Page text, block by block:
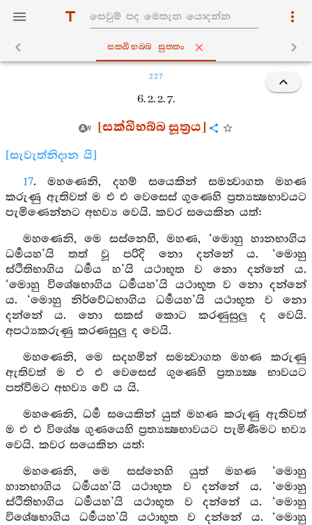
සක‍්ඛිභබ‍්බ සුත‍්තං
227
6. 2. 2. 7.
[සක්ඛිභබ්බ සූත්‍රය]
[සැවැත්නිදාන යි]
17. මහණෙනි, දහම් සයෙකින් සමන්‍වාගත මහණ
කරුණු ඇතිවත් ම එ එ වෙසෙස් ගුණෙහි ප්‍රත්‍යක්‍ෂභාවයට
පැමිණෙන්නට අභව්‍ය වෙයි. කවර සයෙකින යත්:
මහණෙනි, මෙ සස්නෙහි, මහණ, ‘මොහු හානභාගිය
ධර්‍මයහ’යි තත් වූ පරිදි නො දන්නේ ය. ‘මොහු
ස්ථිතිභාගිය ධර්‍මය හ’යි යථාභූත ව නො දන්නේ ය.
‘මොහු විශේෂභාගිය ධර්‍මයහ’යි යථාභූත ව නො දන්නේ
ය. ‘මොහු නිර්වේධභාගිය ධර්‍මයහ’යි යථාභූත ව නො
දන්නේ ය. නො සකස් කොට කරණුසුලු ද වෙයි.
අපථ්‍යකරුණු කරණසුලු ද වෙයි.
මහණෙනි, මෙ සදහමින් සමන්‍වාගත මහණ කරුණු
ඇතිවත් ම එ එ වෙසෙස් ගුණෙහි ප්‍රත්‍යක්‍ෂ භාවයට
පත්වීමට අභව්‍ය වේ ය යි.
මහණෙනි, ධර්‍ම සයෙකින් යුත් මහණ කරුණු ඇතිවත්
ම එ එ විශේෂ ගුණයෙහි ප්‍රත්‍යක්‍ෂභාවයට පැමිණීමට භව්‍ය
වෙයි. කවර සයෙකින යත්:
මහණෙනි, මෙ සස්නෙහි යුත් මහණ ‘මොහු
හානභාගිය ධර්‍මයහ’යි යථාභූත ව දන්නේ ය. ‘මොහු
ස්ථිතිභාගිය ධර්‍මයහ’යි යථාභූත ව දන්නේ ය. ‘මොහු
විශේෂභාගිය ධර්‍මයහ’යි යථාභූත ව දන්නේ ය. ‘මොහු